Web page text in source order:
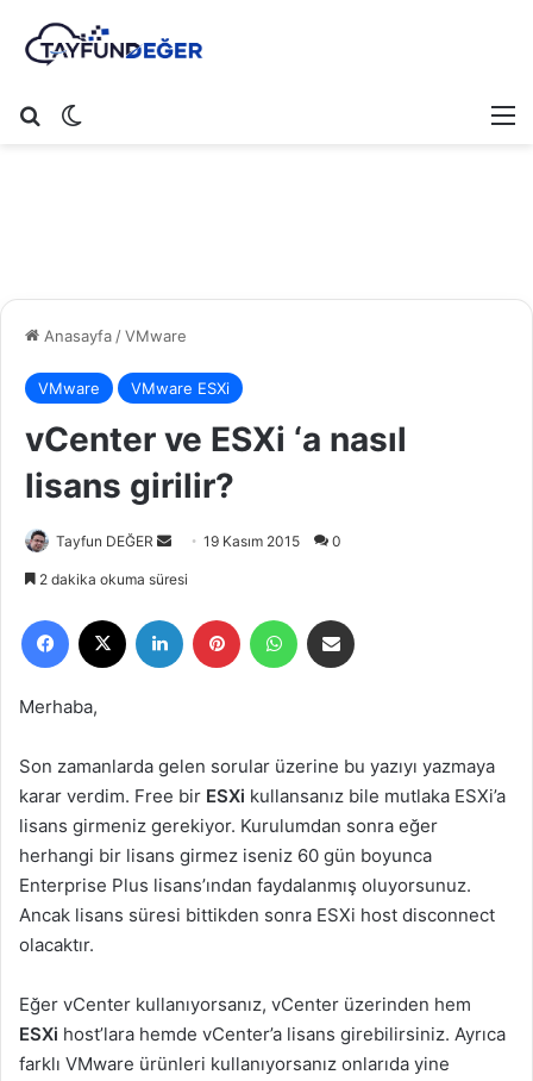
Arama yap ...
Anasayfa/VMware
VMware VMware ESXi
vCenter ve ESXi ‘a nasıl
lisans girilir?
Tayfun DEĞER
e
-
t
a
g
ö
n
d
m
e
k
19 Kasım 2015 0
2 dakika okuma süresi
Merhaba,
Son zamanlarda gelen sorular üzerine bu yazıyı yazmaya
karar verdim. Free bir ESXi kullansanız bile mutlaka ESXi’a
lisans girmeniz gerekiyor. Kurulumdan sonra eğer
herhangi bir lisans girmez iseniz 60 gün boyunca
Enterprise Plus lisans’ından faydalanmış oluyorsunuz.
Ancak lisans süresi bittikden sonra ESXi host disconnect
olacaktır.
Eğer vCenter kullanıyorsanız, vCenter üzerinden hem
ESXi host’lara hemde vCenter’a lisans girebilirsiniz. Ayrıca
farklı VMware ürünleri kullanıyorsanız onlarıda yine